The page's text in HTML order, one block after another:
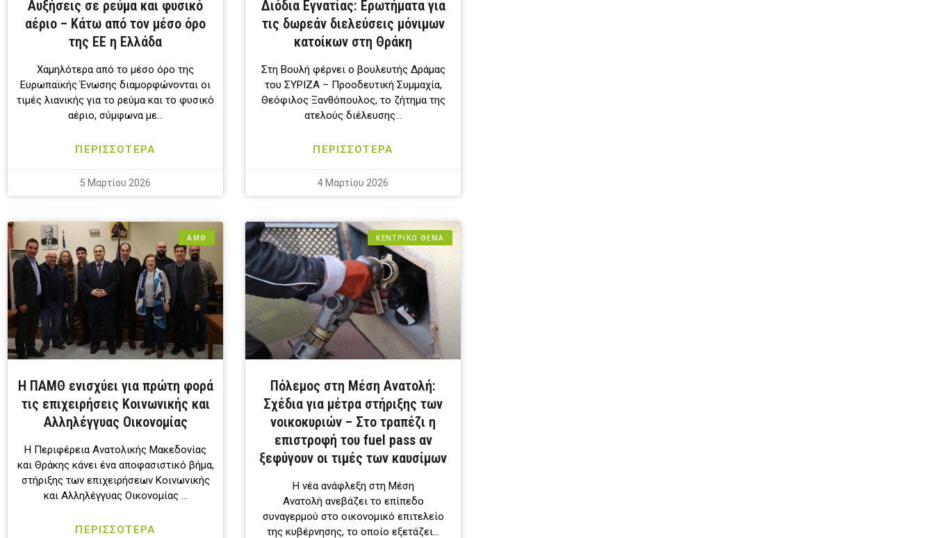
Αυξήσεις σε ρεύμα και φυσικό
αέριο – Κάτω από τον μέσο όρο
της ΕΕ η Ελλάδα
Χαμηλότερα από το μέσο όρο της
Ευρωπαϊκής Ένωσης διαμορφώνονται οι
τιμές λιανικής για το ρεύμα και το φυσικό
αέριο, σύμφωνα με…
ΠΕΡΙΣΣΟΤΕΡΑ
5 Μαρτίου 2026
Διόδια Εγνατίας: Ερωτήματα για
τις δωρεάν διελεύσεις μόνιμων
κατοίκων στη Θράκη
Στη Βουλή φέρνει ο βουλευτής Δράμας
του ΣΥΡΙΖΑ – Προοδευτική Συμμαχία,
Θεόφιλος Ξανθόπουλος, το ζήτημα της
ατελούς διέλευσης…
ΠΕΡΙΣΣΟΤΕΡΑ
4 Μαρτίου 2026
ΑΜΘ
Η ΠΑΜΘ ενισχύει για πρώτη φορά
τις επιχειρήσεις Κοινωνικής και
Αλληλέγγυας Οικονομίας
Η Περιφέρεια Ανατολικής Μακεδονίας
και Θράκης κάνει ένα αποφασιστικό βήμα,
στήριξης των επιχειρήσεων Κοινωνικής
και Αλληλέγγυας Οικονομίας …
ΠΕΡΙΣΣΟΤΕΡΑ
ΚΕΝΤΡΙΚΟ ΘΕΜΑ
Πόλεμος στη Μέση Ανατολή:
Σχέδια για μέτρα στήριξης των
νοικοκυριών – Στο τραπέζι η
επιστροφή του fuel pass αν
ξεφύγουν οι τιμές των καυσίμων
Η νέα ανάφλεξη στη Μέση
Ανατολή ανεβάζει το επίπεδο
συναγερμού στο οικονομικό επιτελείο
της κυβέρνησης, το οποίο εξετάζει…